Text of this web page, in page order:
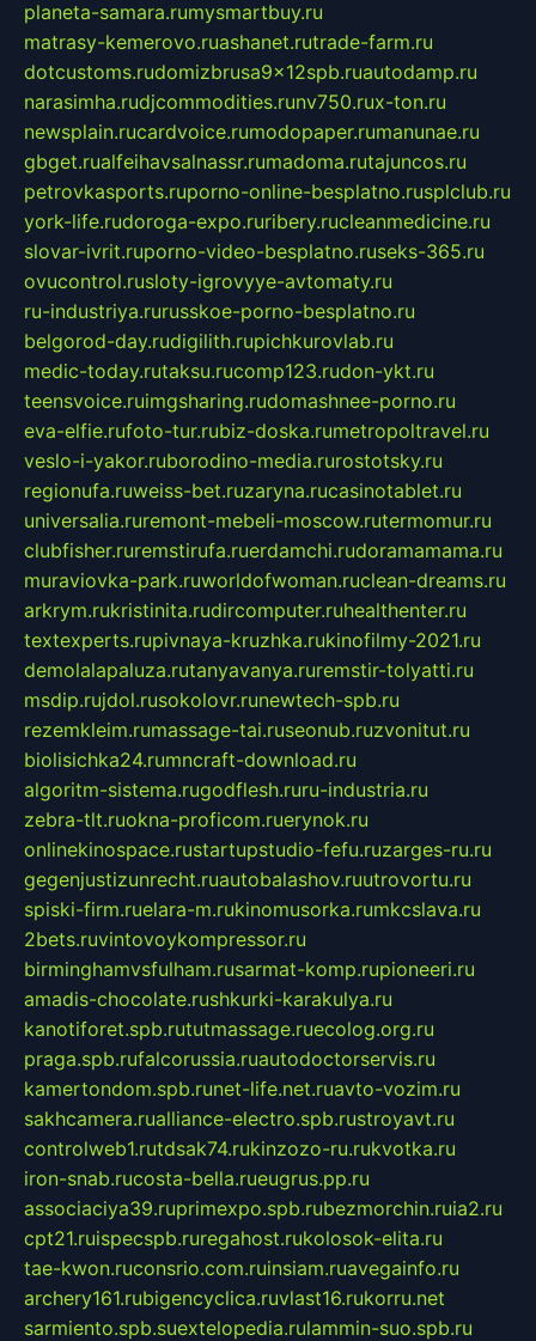
planeta-samara.rumysmartbuy.ru
matrasy-kemerovo.ruashanet.rutrade-farm.ru
dotcustoms.rudomizbrusa9x12spb.ruautodamp.ru
narasimha.rudjcommodities.runv750.rux-ton.ru
newsplain.rucardvoice.rumodopaper.rumanunae.ru
gbget.rualfeihavsalnassr.rumadoma.rutajuncos.ru
petrovkasports.ruporno-online-besplatno.rusplclub.ru
york-life.rudoroga-expo.ruribery.rucleanmedicine.ru
slovar-ivrit.ruporno-video-besplatno.ruseks-365.ru
ovucontrol.rusloty-igrovyye-avtomaty.ru
ru-industriya.rurusskoe-porno-besplatno.ru
belgorod-day.rudigilith.rupichkurovlab.ru
medic-today.rutaksu.rucomp123.rudon-ykt.ru
teensvoice.ruimgsharing.rudomashnee-porno.ru
eva-elfie.rufoto-tur.rubiz-doska.rumetropoltravel.ru
veslo-i-yakor.ruborodino-media.rurostotsky.ru
regionufa.ruweiss-bet.ruzaryna.rucasinotablet.ru
universalia.ruremont-mebeli-moscow.rutermomur.ru
clubfisher.ruremstirufa.ruerdamchi.rudoramamama.ru
muraviovka-park.ruworldofwoman.ruclean-dreams.ru
arkrym.rukristinita.rudircomputer.ruhealthenter.ru
textexperts.rupivnaya-kruzhka.rukinofilmy-2021.ru
demolalapaluza.rutanyavanya.ruremstir-tolyatti.ru
msdip.rujdol.rusokolovr.runewtech-spb.ru
rezemkleim.rumassage-tai.ruseonub.ruzvonitut.ru
biolisichka24.rumncraft-download.ru
algoritm-sistema.rugodflesh.ruru-industria.ru
zebra-tlt.ruokna-proficom.ruerynok.ru
onlinekinospace.rustartupstudio-fefu.ruzarges-ru.ru
gegenjustizunrecht.ruautobalashov.ruutrovortu.ru
spiski-firm.ruelara-m.rukinomusorka.rumkcslava.ru
2bets.ruvintovoykompressor.ru
birminghamvsfulham.rusarmat-komp.rupioneeri.ru
amadis-chocolate.rushkurki-karakulya.ru
kanotiforet.spb.rututmassage.ruecolog.org.ru
praga.spb.rufalcorussia.ruautodoctorservis.ru
kamertondom.spb.runet-life.net.ruavto-vozim.ru
sakhcamera.rualliance-electro.spb.rustroyavt.ru
controlweb1.rutdsak74.rukinzozo-ru.rukvotka.ru
iron-snab.rucosta-bella.rueugrus.pp.ru
associaciya39.ruprimexpo.spb.rubezmorchin.ruia2.ru
cpt21.ruispecspb.ruregahost.rukolosok-elita.ru
tae-kwon.ruconsrio.com.ruinsiam.ruavegainfo.ru
archery161.rubigencyclica.ruvlast16.rukorru.net
sarmiento.spb.suextelopedia.rulammin-suo.spb.ru